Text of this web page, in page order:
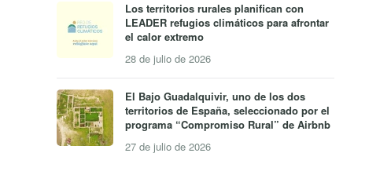
Los territorios rurales planifican con
LEADER refugios climáticos para afrontar
el calor extremo
28 de julio de 2026
El Bajo Guadalquivir, uno de los dos
territorios de España, seleccionado por el
programa “Compromiso Rural” de Airbnb
27 de julio de 2026